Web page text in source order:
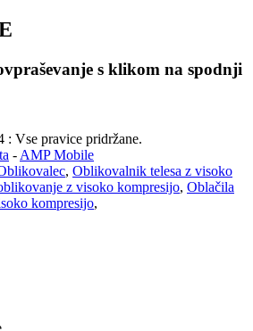
s klikom na spodnji
Vse pravice pridržane.
-AMP Mobile
, Oblikovalnik telesa z visoko
z visoko kompresijo, Oblačila
kompresijo,